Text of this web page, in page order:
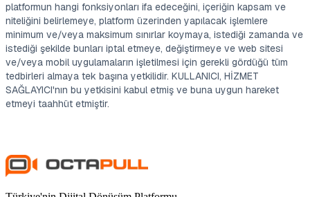
platformun hangi fonksiyonları ifa edeceğini, içeriğin kapsam ve
niteliğini belirlemeye, platform üzerinden yapılacak işlemlere
minimum ve/veya maksimum sınırlar koymaya, istediği zamanda ve
istediği şekilde bunları iptal etmeye, değiştirmeye ve web sitesi
ve/veya mobil uygulamaların işletilmesi için gerekli gördüğü tüm
tedbirleri almaya tek başına yetkilidir. KULLANICI, HİZMET
SAĞLAYICI'nın bu yetkisini kabul etmiş ve buna uygun hareket
etmeyi taahhüt etmiştir.